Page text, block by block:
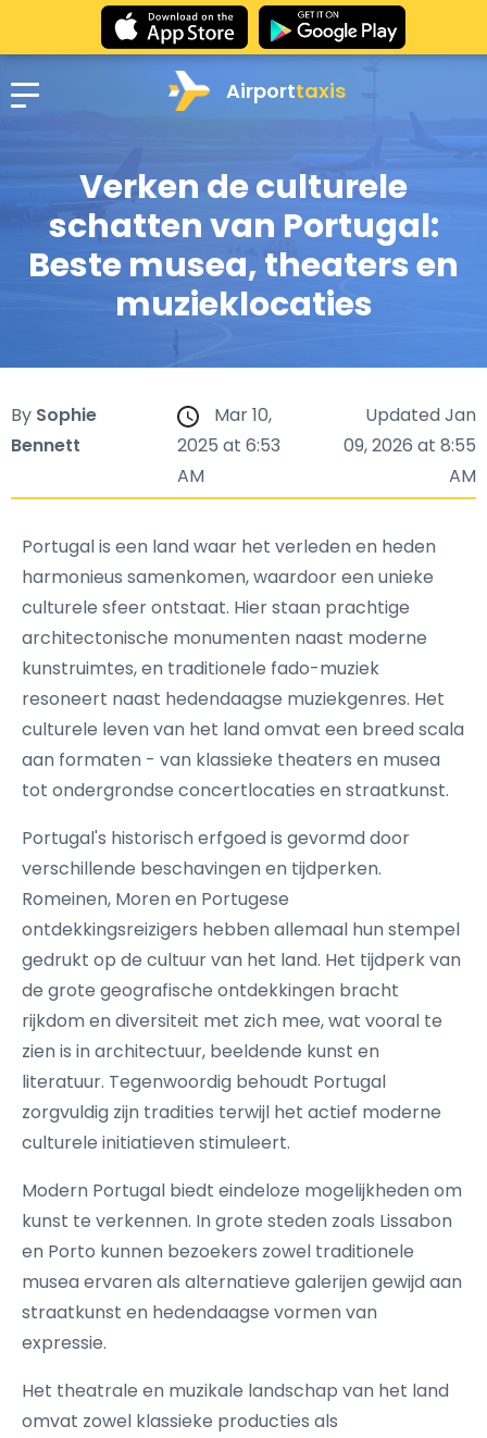
Airporttaxis
Verken de culturele
schatten van Portugal:
Beste musea, theaters en
muzieklocaties
By Sophie
Bennett
Mar 10,
2025 at 6:53
AM
Updated Jan
09, 2026 at 8:55
AM
Portugal is een land waar het verleden en heden
harmonieus samenkomen, waardoor een unieke
culturele sfeer ontstaat. Hier staan prachtige
architectonische monumenten naast moderne
kunstruimtes, en traditionele fado-muziek
resoneert naast hedendaagse muziekgenres. Het
culturele leven van het land omvat een breed scala
aan formaten - van klassieke theaters en musea
tot ondergrondse concertlocaties en straatkunst.
Portugal's historisch erfgoed is gevormd door
verschillende beschavingen en tijdperken.
Romeinen, Moren en Portugese
ontdekkingsreizigers hebben allemaal hun stempel
gedrukt op de cultuur van het land. Het tijdperk van
de grote geografische ontdekkingen bracht
rijkdom en diversiteit met zich mee, wat vooral te
zien is in architectuur, beeldende kunst en
literatuur. Tegenwoordig behoudt Portugal
zorgvuldig zijn tradities terwijl het actief moderne
culturele initiatieven stimuleert.
Modern Portugal biedt eindeloze mogelijkheden om
kunst te verkennen. In grote steden zoals Lissabon
en Porto kunnen bezoekers zowel traditionele
musea ervaren als alternatieve galerijen gewijd aan
straatkunst en hedendaagse vormen van
expressie.
Het theatrale en muzikale landschap van het land
omvat zowel klassieke producties als